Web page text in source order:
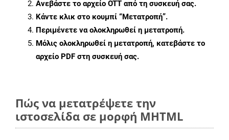
Ανεβάστε το αρχείο OTT από τη συσκευή σας.
Κάντε κλικ στο κουμπί “Μετατροπή”.
Περιμένετε να ολοκληρωθεί η μετατροπή.
Μόλις ολοκληρωθεί η μετατροπή, κατεβάστε το
αρχείο PDF στη συσκευή σας.
Πώς να μετατρέψετε την
ιστοσελίδα σε μορφή MHTML